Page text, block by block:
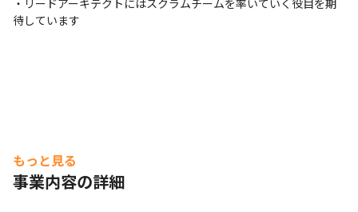
・リードアーキテクトにはスクラムチームを率いていく役目を期
待しています
もっと見る
事業内容の詳細